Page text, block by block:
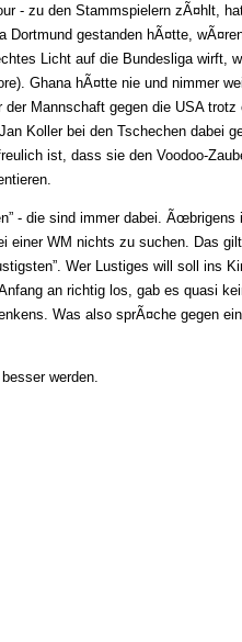
- zu den Stammspielern zÃ¤hlt,
gestanden hÃ¤tte,
Licht auf die Bundesliga wirft,
Ghana hÃ¤tte nie und nimmer
Mannschaft gegen die USA trotz
Koller bei den Tschechen dabei
ist, dass sie den Voodoo-
- die sind immer dabei. Ãœbrigens
einer WM nichts zu suchen. Das
Wer Lustiges will soll ins
an richtig los, gab es quasi
Was also sprÃ¤che gegen
werden.